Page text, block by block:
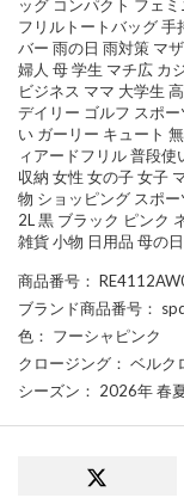
ッグ コンパクト フェ
フリルトートバッグ 手
バー 雨の日 雨対策 マ
婦人 母 学生 マチ広 カ
ビジネス ママ 大学生
デイリー ゴルフ スポ
い ガーリー キュート
ィアードフリル 普段
収納 女性 女の子 女子
物 ショッピング スポ
2L 黒 ブラック ピンク
雑貨 小物 日用品 母の日
商品番号 ：
ブランド商品番号 ：
色 ： フーシャピンク
クロージング ： ベルク
シーズン ： 2026年 春